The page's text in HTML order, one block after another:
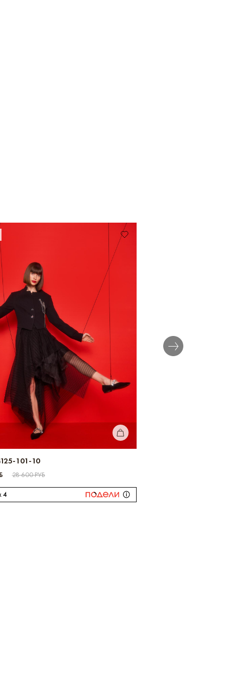
КУПИТЬ
101-10
28 600 РУБ
4